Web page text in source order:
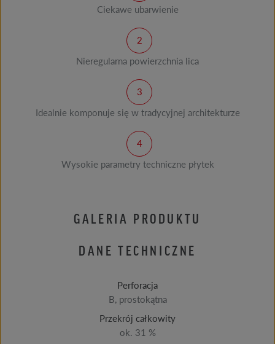
Ciekawe ubarwienie
Nieregularna powierzchnia lica
Idealnie komponuje się w tradycyjnej architekturze
Wysokie parametry techniczne płytek
GALERIA PRODUKTU
DANE TECHNICZNE
Perforacja
B, prostokątna
Przekrój całkowity
ok. 31 %